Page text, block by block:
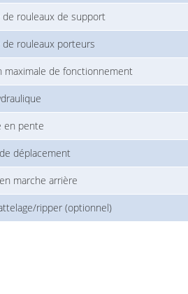
de rouleaux de support
de rouleaux porteurs
maximale de fonctionnement
en pente
déplacement
marche arrière
ripper (optionnel)